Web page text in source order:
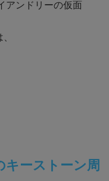
アンドリーの仮面
ーストーン周